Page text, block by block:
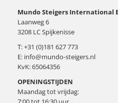
Mundo Steigers International
Laanweg 6
3208 LC Spijkenisse
T:+31 (0)181 627 773
E: info@mundo-steigers.nl
KvK: 65064356
OPENINGSTIJDEN
Maandag tot vrijdag: